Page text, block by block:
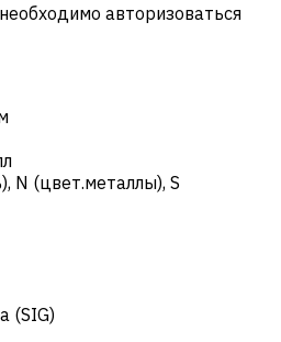
авторизоваться
, N (цвет.металлы), S
(SIG)